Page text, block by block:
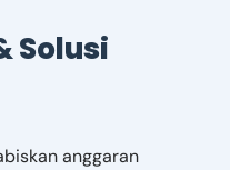
Solusi
anggaran